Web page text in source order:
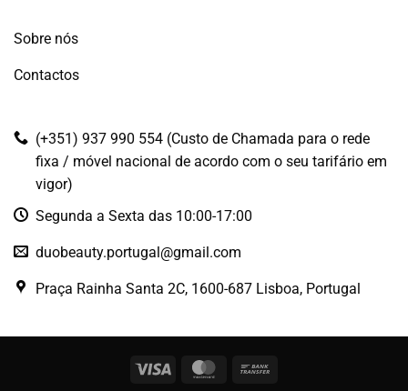
Sobre nós
Contactos
(+351) 937 990 554 (Custo de Chamada para o rede
fixa / móvel nacional de acordo com o seu tarifário em
vigor)
Segunda a Sexta das 10:00-17:00
duobeauty.portugal@gmail.com
Praça Rainha Santa 2C, 1600-687 Lisboa, Portugal
Visa MasterCard